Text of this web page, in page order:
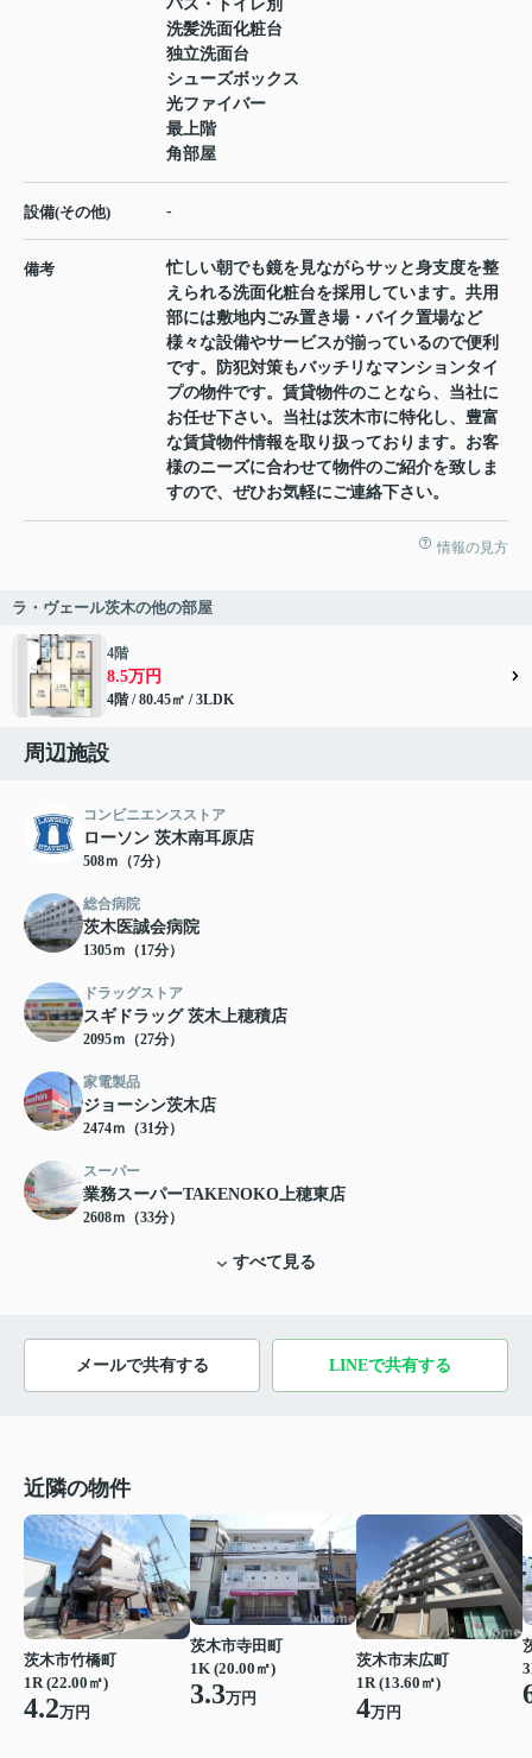
バス・トイレ別
洗髪洗面化粧台
独立洗面台
シューズボックス
光ファイバー
最上階
角部屋
設備(その他) -
備考
忙しい朝でも鏡を見ながらサッと身支度を整
えられる洗面化粧台を採用しています。共用
部には敷地内ごみ置き場・バイク置場など
様々な設備やサービスが揃っているので便利
です。防犯対策もバッチリなマンションタイ
プの物件です。賃貸物件のことなら、当社に
お任せ下さい。当社は茨木市に特化し、豊富
な賃貸物件情報を取り扱っております。お客
様のニーズに合わせて物件のご紹介を致しま
すので、ぜひお気軽にご連絡下さい。
情報の見方
ラ・ヴェール茨木の他の部屋
4階
8.5万円
4階 / 80.45㎡ / 3LDK
周辺施設
コンビニエンスストア
ローソン 茨木南耳原店
508ｍ（7分）
総合病院
茨木医誠会病院
1305ｍ（17分）
ドラッグストア
スギドラッグ 茨木上穂積店
2095ｍ（27分）
家電製品
ジョーシン茨木店
2474ｍ（31分）
スーパー
業務スーパーTAKENOKO上穂東店
2608ｍ（33分）
すべて見る
メールで共有する LINEで共有する
近隣の物件
茨木市竹橋町
1R (22.00㎡)
4.2万円
茨木市寺田町
1K (20.00㎡)
3.3万円
茨木市末広町
1R (13.60㎡)
4万円